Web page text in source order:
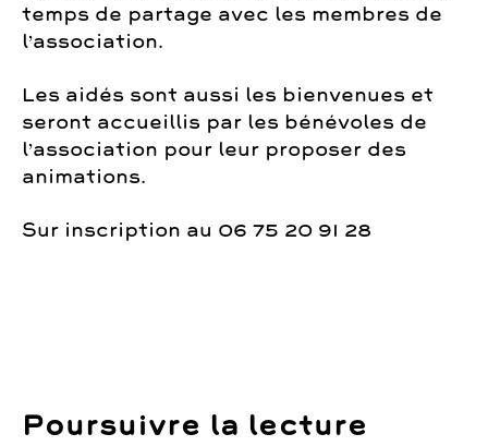
temps de partage avec les membres de
l’association.
Les aidés sont aussi les bienvenues et
seront accueillis par les bénévoles de
l’association pour leur proposer des
animations.
Sur inscription au 06 75 20 91 28
Poursuivre la lecture